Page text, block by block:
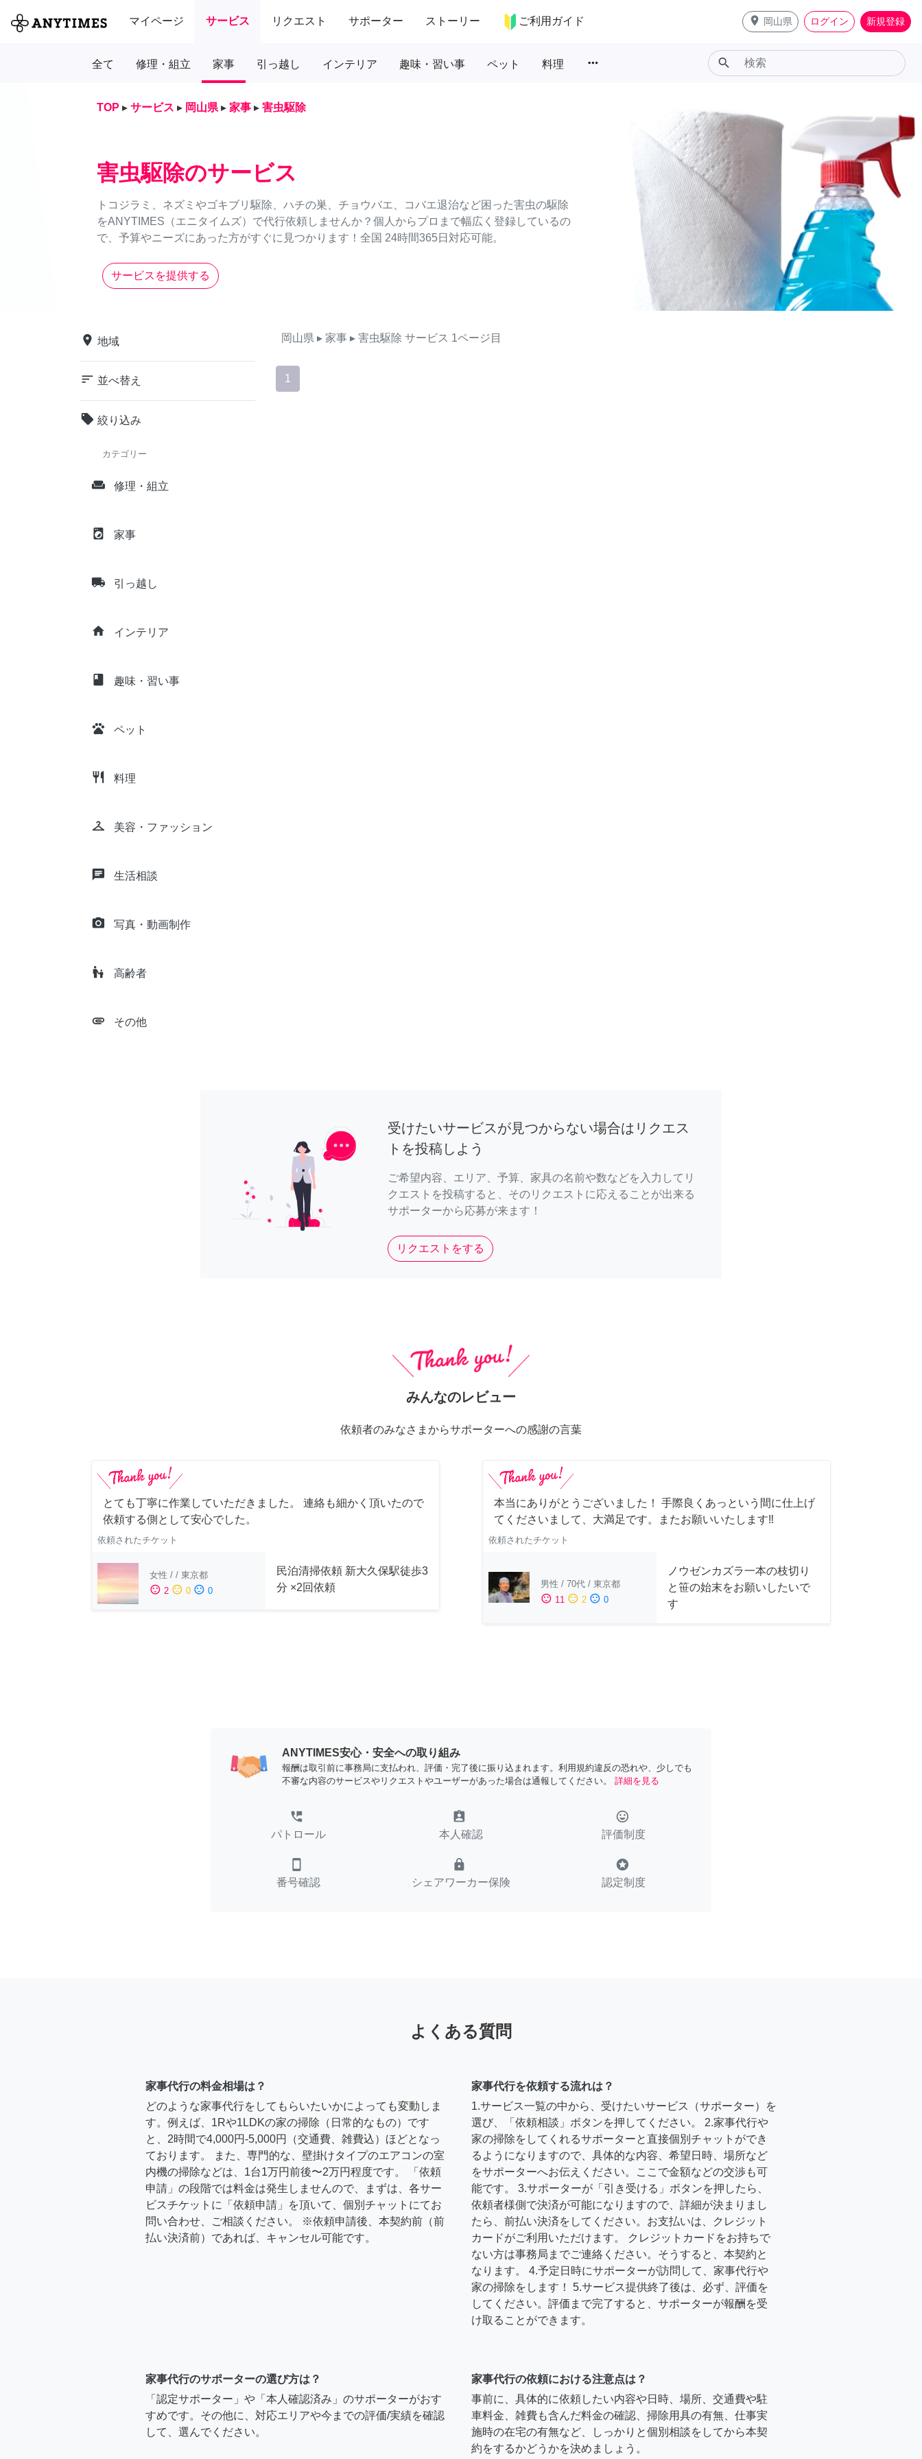
マイページ サービス リクエスト サポーター ストーリー ご利用ガイド place 岡山県 ログイン 新規登録
全て 修理・組立 家事 引っ越し インテリア 趣味・習い事 ペット 料理 more_horiz search
TOP ▸ サービス ▸ 岡山県 ▸ 家事 ▸ 害虫駆除
害虫駆除のサービス
トコジラミ、ネズミやゴキブリ駆除、ハチの巣、チョウバエ、コバエ退治など困った害虫の駆除
をANYTIMES（エニタイムズ）で代行依頼しませんか？個人からプロまで幅広く登録しているの
で、予算やニーズにあった方がすぐに見つかります！全国 24時間365日対応可能。
サービスを提供する
place 地域
sort 並べ替え
local_offer 絞り込み
カテゴリー
weekend 修理・組立
local_laundry_service 家事
local_shipping 引っ越し
home インテリア
class 趣味・習い事
pets ペット
restaurant 料理
checkroom 美容・ファッション
chat 生活相談
camera_alt 写真・動画制作
escalator_warning 高齢者
attachment その他
岡山県 ▸ 家事 ▸ 害虫駆除 サービス 1ページ目
1
受けたいサービスが見つからない場合はリクエス
トを投稿しよう
ご希望内容、エリア、予算、家具の名前や数などを入力してリ
クエストを投稿すると、そのリクエストに応えることが出来る
サポーターから応募が来ます！
リクエストをする
みんなのレビュー
依頼者のみなさまからサポーターへの感謝の言葉
とても丁寧に作業していただきました。 連絡も細かく頂いたので
依頼する側として安心でした。
依頼されたチケット
女性 / / 東京都
sentiment_satisfied 2 sentiment_neutral 0 sentiment_dissatisfied 0
民泊清掃依頼 新大久保駅徒歩3
分 ×2回依頼
本当にありがとうございました！ 手際良くあっという間に仕上げ
てくださいまして、大満足です。またお願いいたします‼️
依頼されたチケット
男性 / 70代 / 東京都
sentiment_satisfied 11 sentiment_neutral 2 sentiment_dissatisfied 0
ノウゼンカズラ一本の枝切り
と笹の始末をお願いしたいで
す
ANYTIMES安心・安全への取り組み
報酬は取引前に事務局に支払われ、評価・完了後に振り込まれます。利用規約違反の恐れや、少しでも
不審な内容のサービスやリクエストやユーザーがあった場合は通報してください。
詳細を見る
perm_phone_msg
パトロール
assignment_ind
本人確認
tag_faces
評価制度
smartphone
番号確認
lock
シェアワーカー保険
stars
認定制度
よくある質問
家事代行の料金相場は？
どのような家事代行をしてもらいたいかによっても変動しま
す。例えば、1Rや1LDKの家の掃除（日常的なもの）です
と、2時間で4,000円-5,000円（交通費、雑費込）ほどとなっ
ております。 また、専門的な、壁掛けタイプのエアコンの室
内機の掃除などは、1台1万円前後〜2万円程度です。 「依頼
申請」の段階では料金は発生しませんので、まずは、各サー
ビスチケットに「依頼申請」を頂いて、個別チャットにてお
問い合わせ、ご相談ください。 ※依頼申請後、本契約前（前
払い決済前）であれば、キャンセル可能です。
家事代行を依頼する流れは？
1.サービス一覧の中から、受けたいサービス（サポーター）を
選び、「依頼相談」ボタンを押してください。 2.家事代行や
家の掃除をしてくれるサポーターと直接個別チャットができ
るようになりますので、具体的な内容、希望日時、場所など
をサポーターへお伝えください。ここで金額などの交渉も可
能です。 3.サポーターが「引き受ける」ボタンを押したら、
依頼者様側で決済が可能になりますので、詳細が決まりまし
たら、前払い決済をしてください。お支払いは、クレジット
カードがご利用いただけます。 クレジットカードをお持ちで
ない方は事務局までご連絡ください。そうすると、本契約と
なります。 4.予定日時にサポーターが訪問して、家事代行や
家の掃除をします！ 5.サービス提供終了後は、必ず、評価を
してください。評価まで完了すると、サポーターが報酬を受
け取ることができます。
家事代行のサポーターの選び方は？
「認定サポーター」や「本人確認済み」のサポーターがおす
すめです。その他に、対応エリアや今までの評価/実績を確認
して、選んでください。
家事代行の依頼における注意点は？
事前に、具体的に依頼したい内容や日時、場所、交通費や駐
車料金、雑費も含んだ料金の確認、掃除用具の有無、仕事実
施時の在宅の有無など、しっかりと個別相談をしてから本契
約をするかどうかを決めましょう。